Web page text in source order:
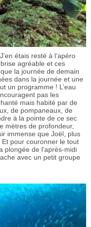
étais resté à l’apéro
agréable et ces
la journée de demain
dans la journée et une
un programme ! L’eau
pas les
mais habité par de
de pompaneaux, de
à la pointe de ce sec
mètres de profondeur,
immense que Joël, plus
pour couronner le tout
plongée de l’après-midi
avec un petit groupe